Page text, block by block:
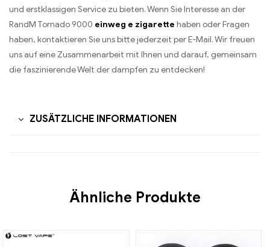
und erstklassigen Service zu bieten. Wenn Sie Interesse an der
RandM Tornado 9000 einweg e zigarette haben oder Fragen
haben, kontaktieren Sie uns bitte jederzeit per E-Mail. Wir freuen
uns auf eine Zusammenarbeit mit Ihnen und darauf, gemeinsam
die faszinierende Welt der dampfen zu entdecken!
ZUSÄTZLICHE INFORMATIONEN
Ähnliche Produkte